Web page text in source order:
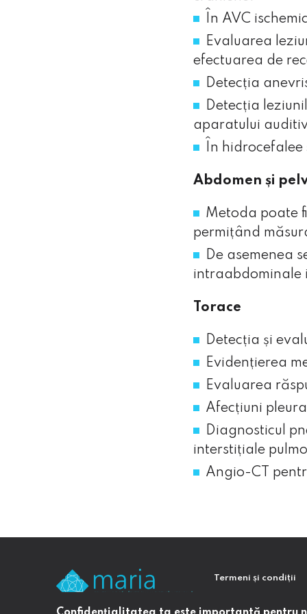
În AVC
Evaluarea
efectuarea de
Detecția
Detecția
aparatului
În hidrocefalee
Abdomen și
Metoda poate
permițând
De asemenea
intraabdominale
Torace
Detecția și
Evidențierea
Evaluarea
Afecțiuni
Diagnosticul
interstițiale
Angio-CT
Termeni și condiții
Politica de
Trimite
Vezi politica de confidenţialitate